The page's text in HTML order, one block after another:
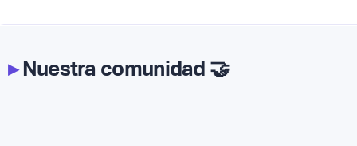
▸Nuestra comunidad 🤝